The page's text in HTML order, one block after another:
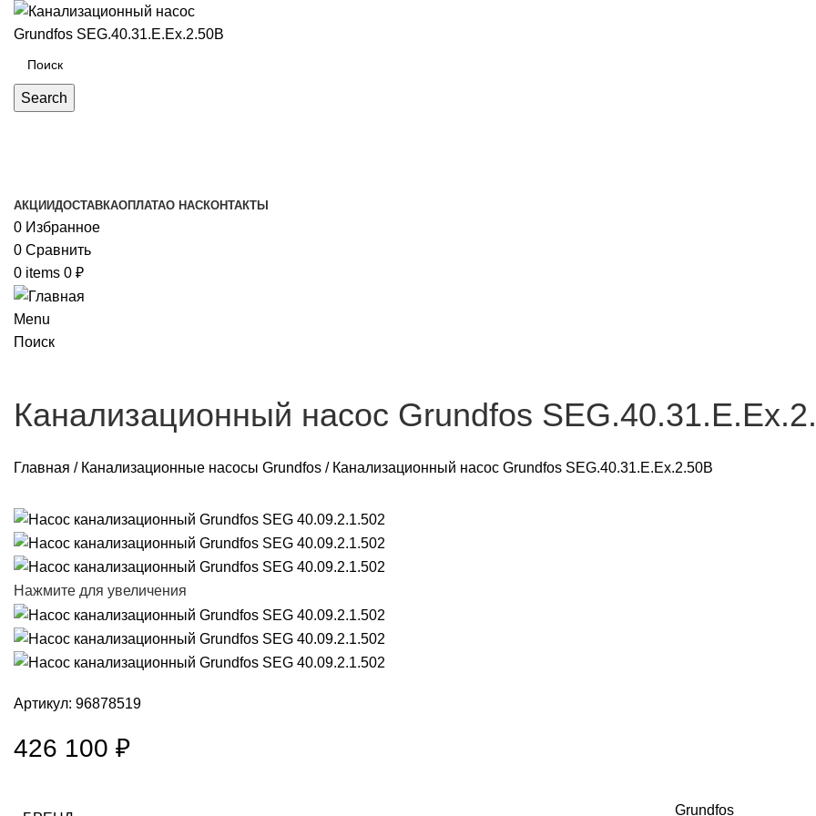
Search
АКЦИИДОСТАВКАОПЛАТАО НАСКОНТАКТЫ
0 Избранное
0 Сравнить
0 items 0 ₽
Menu
Поиск
Канализационный насос Grundfos
Главная / Канализационные насосы Grundfos / Канализационный насос Grundfos SEG.40.31.E.Ex.2.50B
Нажмите для увеличения
Артикул: 96878519
426 100 ₽
Grundfos